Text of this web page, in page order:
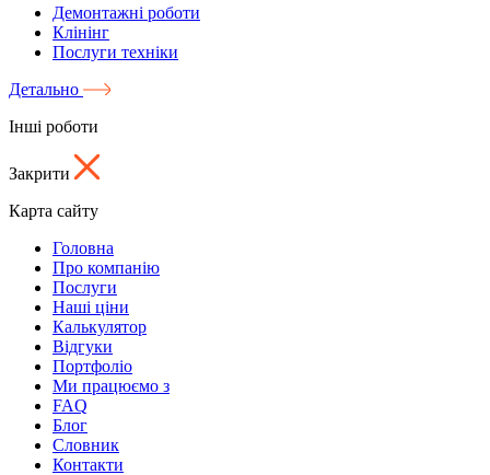
Демонтажні роботи
Клінінг
Послуги техніки
Детально
Інші роботи
Закрити
Карта сайту
Головна
Про компанію
Послуги
Наші ціни
Калькулятор
Відгуки
Портфоліо
Ми працюємо з
FAQ
Блог
Словник
Контакти